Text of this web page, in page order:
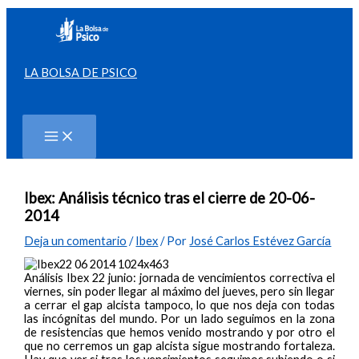
contenido
LA BOLSA DE PSICO
Ibex: Análisis técnico tras el cierre de 20-06-
2014
Deja un comentario /Ibex/ Por José Carlos Estévez García
Análisis Ibex 22 junio: jornada de vencimientos correctiva el
viernes, sin poder llegar al máximo del jueves, pero sin llegar
a cerrar el gap alcista tampoco, lo que nos deja con todas
las incógnitas del mundo. Por un lado seguimos en la zona
de resistencias que hemos venido mostrando y por otro el
que no cerremos un gap alcista sigue mostrando fortaleza.